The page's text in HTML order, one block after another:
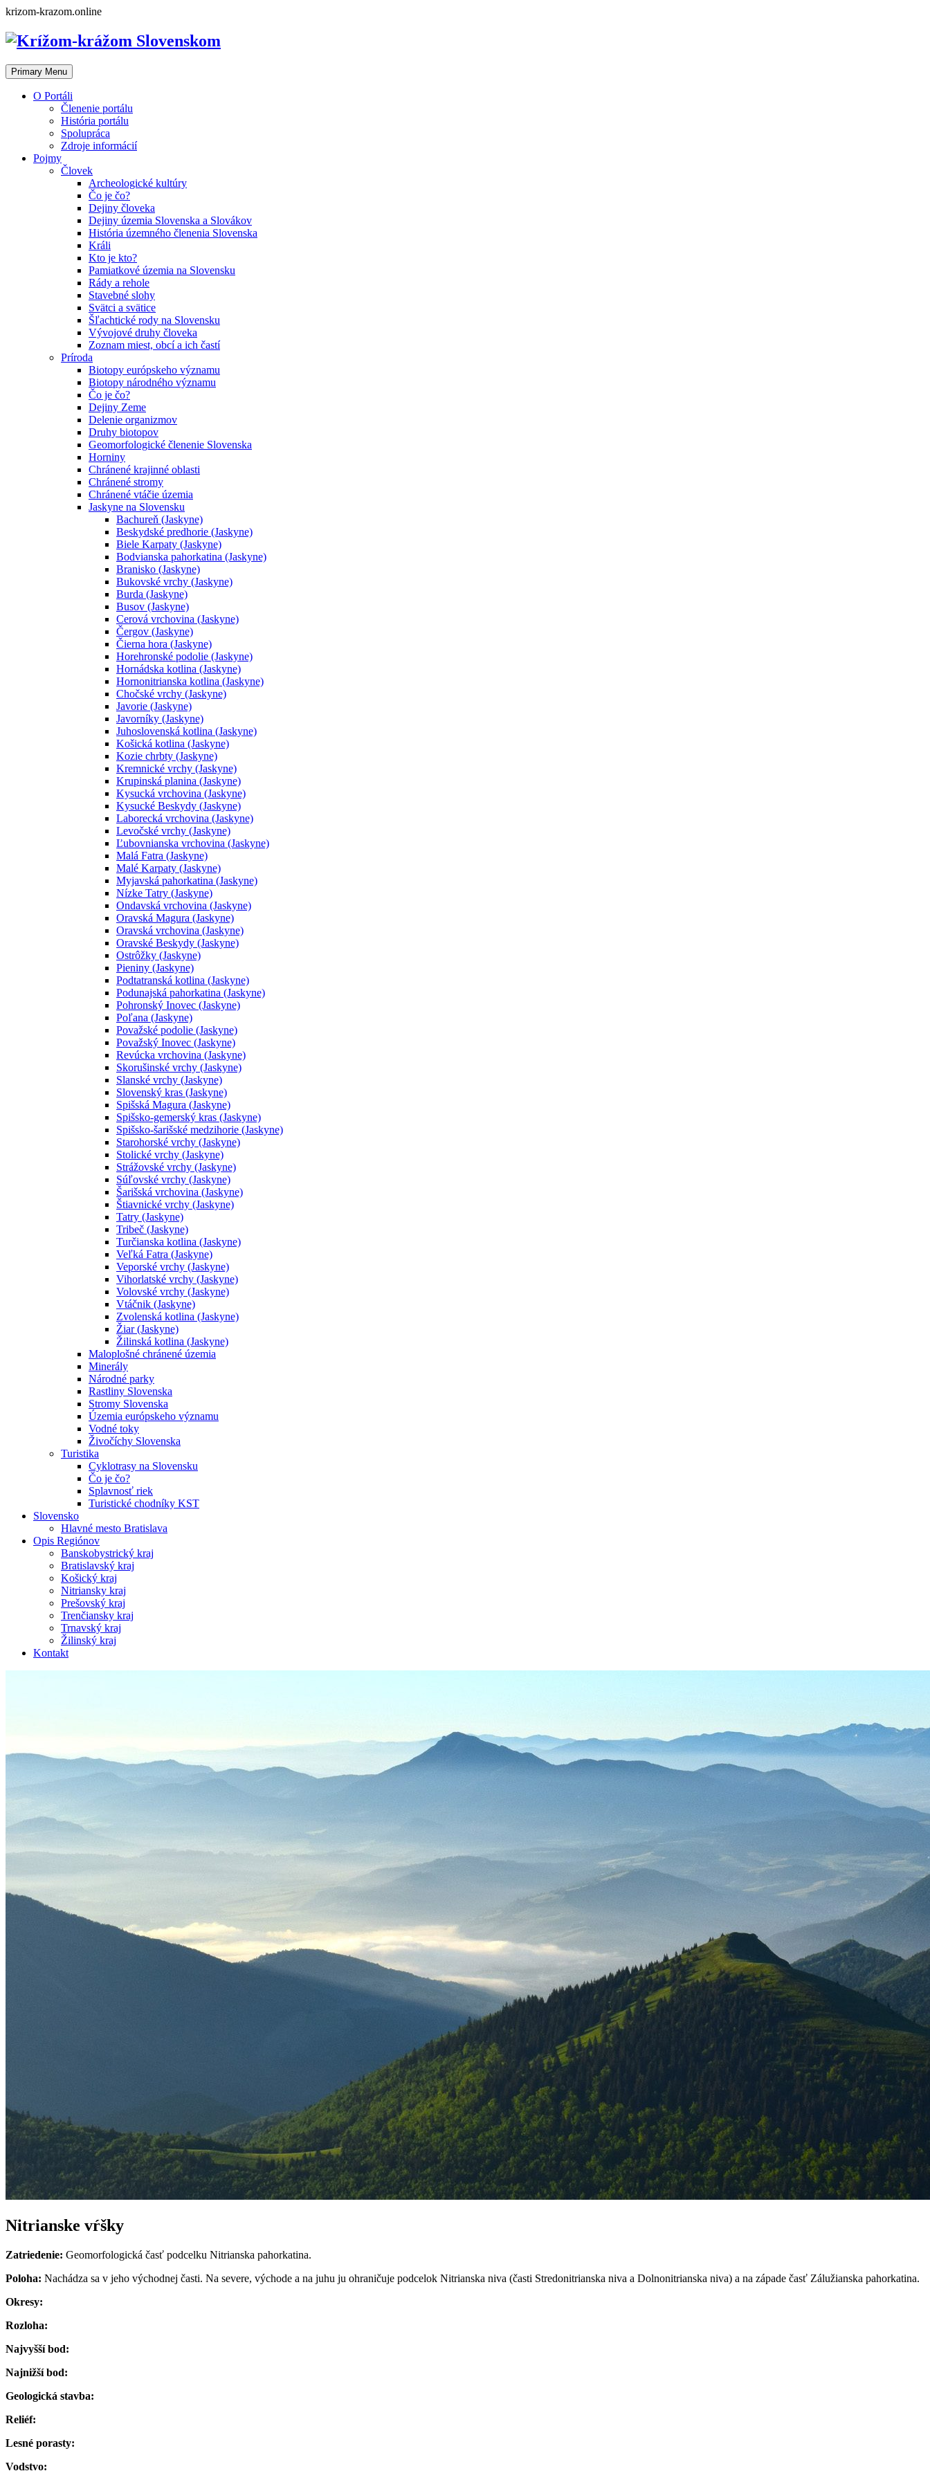
Skip
content
krizom-krazom.online
Primary Menu
O Portáli
Členenie portálu
História portálu
Spolupráca
Zdroje informácií
Pojmy
Človek
Archeologické kultúry
Čo je čo?
Dejiny človeka
Dejiny územia Slovenska a Slovákov
História územného členenia Slovenska
Králi
Kto je kto?
Pamiatkové územia na Slovensku
Rády a rehole
Stavebné slohy
Svätci a svätice
Šľachtické rody na Slovensku
Vývojové druhy človeka
Zoznam miest, obcí a ich častí
Príroda
Biotopy európskeho významu
Biotopy národného významu
Čo je čo?
Dejiny Zeme
Delenie organizmov
Druhy biotopov
Geomorfologické členenie Slovenska
Horniny
Chránené krajinné oblasti
Chránené stromy
Chránené vtáčie územia
Jaskyne na Slovensku
Bachureň (Jaskyne)
Beskydské predhorie (Jaskyne)
Biele Karpaty (Jaskyne)
Bodvianska pahorkatina (Jaskyne)
Branisko (Jaskyne)
Bukovské vrchy (Jaskyne)
Burda (Jaskyne)
Busov (Jaskyne)
Cerová vrchovina (Jaskyne)
Čergov (Jaskyne)
Čierna hora (Jaskyne)
Horehronské podolie (Jaskyne)
Hornádska kotlina (Jaskyne)
Hornonitrianska kotlina (Jaskyne)
Chočské vrchy (Jaskyne)
Javorie (Jaskyne)
Javorníky (Jaskyne)
Juhoslovenská kotlina (Jaskyne)
Košická kotlina (Jaskyne)
Kozie chrbty (Jaskyne)
Kremnické vrchy (Jaskyne)
Krupinská planina (Jaskyne)
Kysucká vrchovina (Jaskyne)
Kysucké Beskydy (Jaskyne)
Laborecká vrchovina (Jaskyne)
Levočské vrchy (Jaskyne)
Ľubovnianska vrchovina (Jaskyne)
Malá Fatra (Jaskyne)
Malé Karpaty (Jaskyne)
Myjavská pahorkatina (Jaskyne)
Nízke Tatry (Jaskyne)
Ondavská vrchovina (Jaskyne)
Oravská Magura (Jaskyne)
Oravská vrchovina (Jaskyne)
Oravské Beskydy (Jaskyne)
Ostrôžky (Jaskyne)
Pieniny (Jaskyne)
Podtatranská kotlina (Jaskyne)
Podunajská pahorkatina (Jaskyne)
Pohronský Inovec (Jaskyne)
Poľana (Jaskyne)
Považské podolie (Jaskyne)
Považský Inovec (Jaskyne)
Revúcka vrchovina (Jaskyne)
Skorušinské vrchy (Jaskyne)
Slanské vrchy (Jaskyne)
Slovenský kras (Jaskyne)
Spišská Magura (Jaskyne)
Spišsko-gemerský kras (Jaskyne)
Spišsko-šarišské medzihorie (Jaskyne)
Starohorské vrchy (Jaskyne)
Stolické vrchy (Jaskyne)
Strážovské vrchy (Jaskyne)
Súľovské vrchy (Jaskyne)
Šarišská vrchovina (Jaskyne)
Štiavnické vrchy (Jaskyne)
Tatry (Jaskyne)
Tribeč (Jaskyne)
Turčianska kotlina (Jaskyne)
Veľká Fatra (Jaskyne)
Veporské vrchy (Jaskyne)
Vihorlatské vrchy (Jaskyne)
Volovské vrchy (Jaskyne)
Vtáčnik (Jaskyne)
Zvolenská kotlina (Jaskyne)
Žiar (Jaskyne)
Žilinská kotlina (Jaskyne)
Maloplošné chránené územia
Minerály
Národné parky
Rastliny Slovenska
Stromy Slovenska
Územia európskeho významu
Vodné toky
Živočíchy Slovenska
Turistika
Cyklotrasy na Slovensku
Čo je čo?
Splavnosť riek
Turistické chodníky KST
Slovensko
Hlavné mesto Bratislava
Opis Regiónov
Banskobystrický kraj
Bratislavský kraj
Košický kraj
Nitriansky kraj
Prešovský kraj
Trenčiansky kraj
Trnavský kraj
Žilinský kraj
Kontakt
Nitrianske vŕšky
Zatriedenie: Geomorfologická časť podcelku Nitrianska pahorkatina.
Poloha: Nachádza sa v jeho východnej časti. Na severe, východe a na juhu ju ohraničuje podcelok Nitrianska niva (časti Stredonitrianska niva a Dolnonitrianska niva) a na západe časť Zálužianska pahorkatina.
Okresy:
Rozloha:
Najvyšší bod:
Najnižší bod:
Geologická stavba:
Reliéf:
Lesné porasty:
Vodstvo: